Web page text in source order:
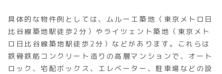
具体的な物件例としては、ムルーエ築地（東京メトロ日
比谷線築地駅徒歩2分）やライツェント築地（東京メト
ロ日比谷線築地駅徒歩2分）などがあります。これらは
鉄骨鉄筋コンクリート造りの高層マンションで、オート
ロック、宅配ボックス、エレベーター、駐車場などの設